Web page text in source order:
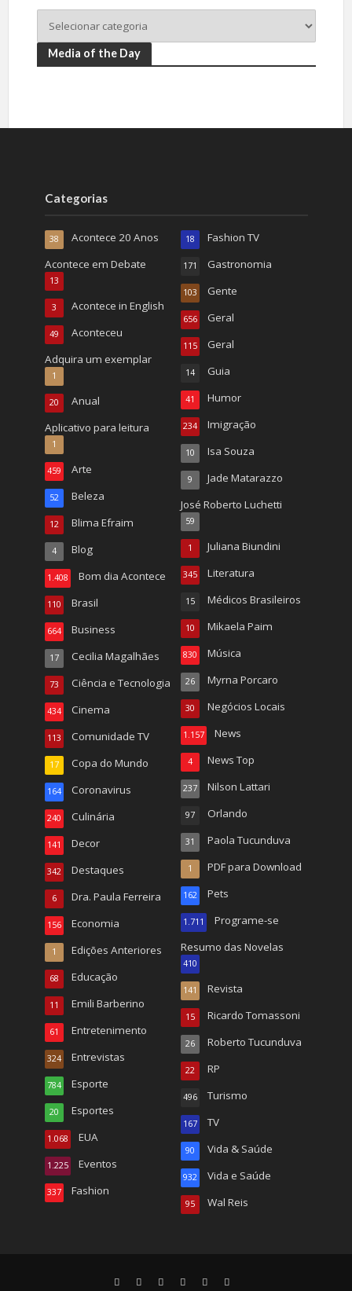
Media of the Day
Categorias
Acontece 20 Anos
38
Acontece em Debate
13
Acontece in English
3
Aconteceu
49
Adquira um exemplar
1
Anual
20
Aplicativo para leitura
1
Arte
459
Beleza
52
Blima Efraim
12
Blog
4
Bom dia Acontece
1.408
Brasil
110
Business
664
Cecilia Magalhães
17
Ciência e Tecnologia
73
Cinema
434
Comunidade TV
113
Copa do Mundo
17
Coronavirus
164
Culinária
240
Decor
141
Destaques
342
Dra. Paula Ferreira
6
Economia
156
Edições Anteriores
1
Educação
68
Emili Barberino
11
Entretenimento
61
Entrevistas
324
Esporte
784
Esportes
20
EUA
1.068
Eventos
1.225
Fashion
337
Fashion TV
18
Gastronomia
171
Gente
103
Geral
656
Geral
115
Guia
14
Humor
41
Imigração
234
Isa Souza
10
Jade Matarazzo
9
José Roberto Luchetti
59
Juliana Biundini
1
Literatura
345
Médicos Brasileiros
15
Mikaela Paim
10
Música
830
Myrna Porcaro
26
Negócios Locais
30
News
1.157
News Top
4
Nilson Lattari
237
Orlando
97
Paola Tucunduva
31
PDF para Download
1
Pets
162
Programe-se
1.711
Resumo das Novelas
410
Revista
141
Ricardo Tomassoni
15
Roberto Tucunduva
26
RP
22
Turismo
496
TV
167
Vida & Saúde
90
Vida e Saúde
932
Wal Reis
95